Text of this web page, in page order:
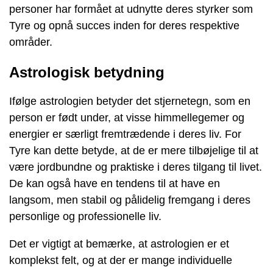
personer har formået at udnytte deres styrker som
Tyre og opnå succes inden for deres respektive
områder.
Astrologisk betydning
Ifølge astrologien betyder det stjernetegn, som en
person er født under, at visse himmellegemer og
energier er særligt fremtrædende i deres liv. For
Tyre kan dette betyde, at de er mere tilbøjelige til at
være jordbundne og praktiske i deres tilgang til livet.
De kan også have en tendens til at have en
langsom, men stabil og pålidelig fremgang i deres
personlige og professionelle liv.
Det er vigtigt at bemærke, at astrologien er et
komplekst felt, og at der er mange individuelle